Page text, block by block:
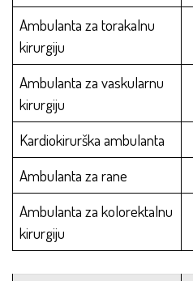
Ambulanta za torakalnu
kirurgiju
Ambulanta za vaskularnu
kirurgiju
Kardiokirurška ambulanta
Ambulanta za rane
Ambulanta za kolorektalnu
kirurgiju